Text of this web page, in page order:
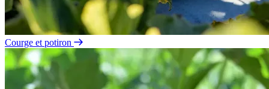
Courge et potiron